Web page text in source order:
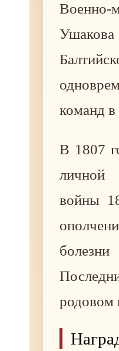
Военно-
команд в
В 1807
личной
войны
родовом